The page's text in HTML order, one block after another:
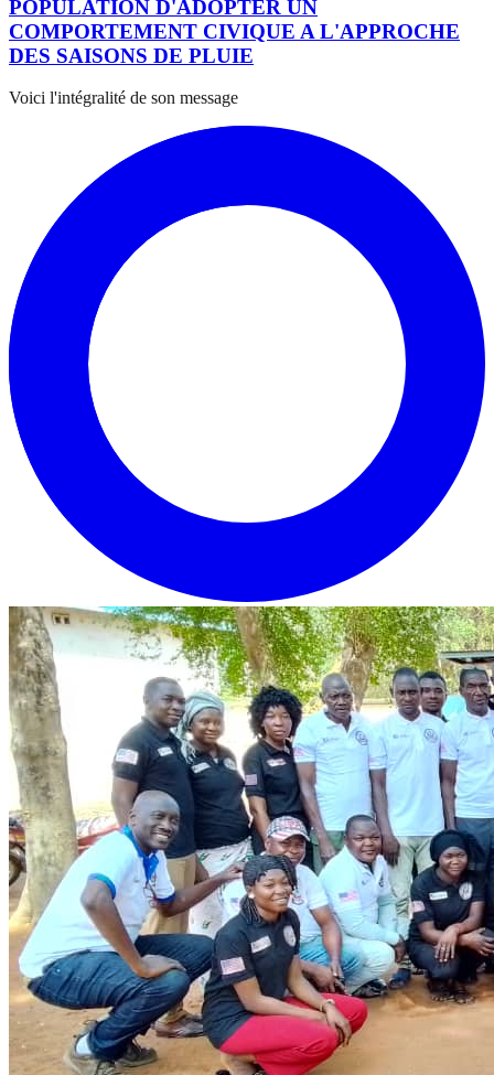
POPULATION D'ADOPTER UN
COMPORTEMENT CIVIQUE A L'APPROCHE
DES SAISONS DE PLUIE
Voici l'intégralité de son message